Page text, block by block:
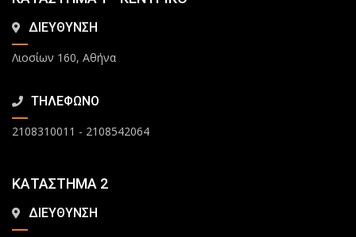
ΔΙΕΥΘΥΝΣΗ
Λιοσίων 160, Αθήνα
ΤΗΛΕΦΩΝΟ
2108310011 - 2108542064
ΚΑΤΑΣΤΗΜΑ 2
ΔΙΕΥΘΥΝΣΗ